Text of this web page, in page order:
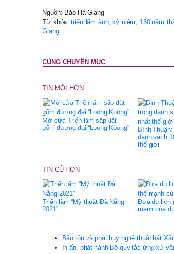
Nguồn: Báo Hà Giang
Từ khóa:triển lãm ảnh, kỷ niệm, 130 năm
Giang
CÙNG CHUYÊN MỤC
TIN MỚI HƠN
Mở cửa Triển lãm sắp đặt
gốm đương đại “Loong Koong”
Bình
danh sách
thế giới
TIN CŨ HƠN
Triển lãm “Mỹ thuật Đà Nẵng
2021”
Đưa du lịch
mạnh của
Bảo tồn và phát huy nghệ thuật hát
In ấn, phát hành Bộ quy tắc ứng xử